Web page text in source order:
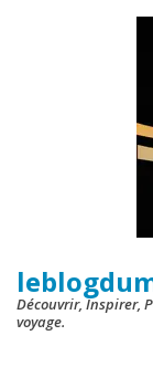
Découvrir, Inspirer,
voyage.